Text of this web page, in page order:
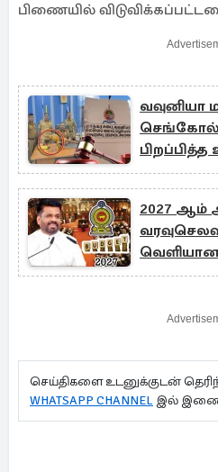
பிணையில்
வவுனியா
செங்கோல்
பிறப்பித்த
2027
செய்திகளை உடனுக்குடன்
WHATSAPP CHANNEL இல்